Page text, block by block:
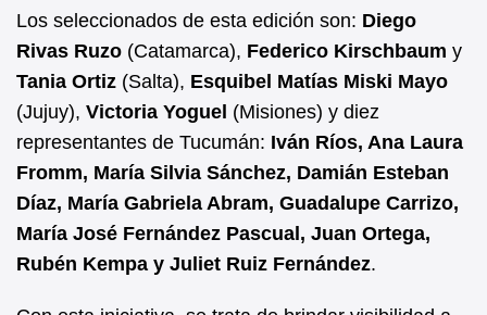
Los seleccionados de esta edición son: Diego
Rivas Ruzo (Catamarca), Federico Kirschbaum y
Tania Ortiz (Salta), Esquibel Matías Miski Mayo
(Jujuy), Victoria Yoguel (Misiones) y diez
representantes de Tucumán: Iván Ríos, Ana Laura
Fromm, María Silvia Sánchez, Damián Esteban
Díaz, María Gabriela Abram, Guadalupe Carrizo,
María José Fernández Pascual, Juan Ortega,
Rubén Kempa y Juliet Ruiz Fernández.